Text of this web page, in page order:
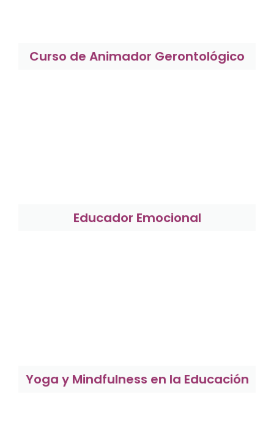
Curso de Animador Gerontológico
Educador Emocional
Yoga y Mindfulness en la Educación